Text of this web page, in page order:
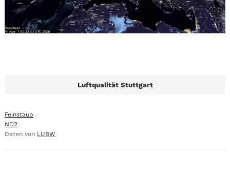
Luftqualität Stuttgart
Feinstaub
NO2
Daten von LUBW